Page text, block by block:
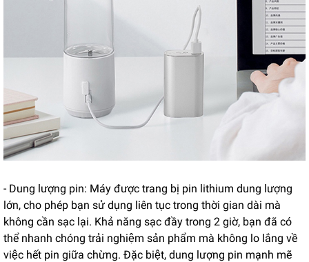
- Dung lượng pin: Máy được trang bị pin lithium dung lượng
lớn, cho phép bạn sử dụng liên tục trong thời gian dài mà
không cần sạc lại. Khả năng sạc đầy trong 2 giờ, bạn đã có
thể nhanh chóng trải nghiệm sản phẩm mà không lo lắng về
việc hết pin giữa chừng. Đặc biệt, dung lượng pin mạnh mẽ